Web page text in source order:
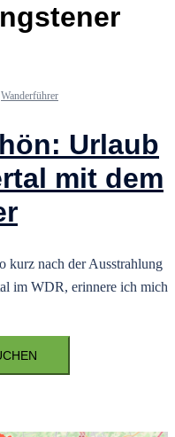
Wanderführer
Urlaub
mit dem
kurz nach der Ausstrahlung
im WDR, erinnere ich mich